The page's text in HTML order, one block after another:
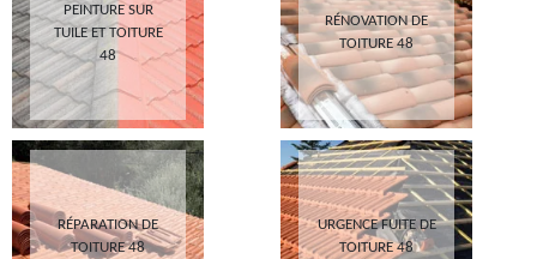
PEINTURE SUR
TUILE ET TOITURE
48
RÉNOVATION DE
TOITURE 48
RÉPARATION DE
TOITURE 48
URGENCE FUITE DE
TOITURE 48